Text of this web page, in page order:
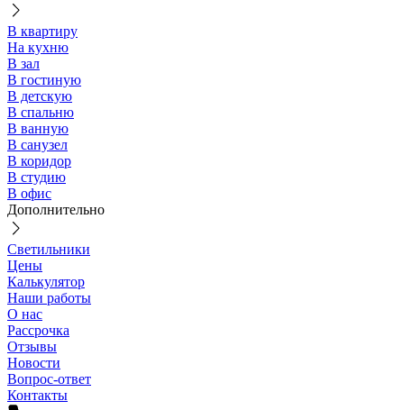
В квартиру
На кухню
В зал
В гостиную
В детскую
В спальню
В ванную
В санузел
В коридор
В студию
В офис
Дополнительно
Светильники
Цены
Калькулятор
Наши работы
О нас
Рассрочка
Отзывы
Новости
Вопрос-ответ
Контакты